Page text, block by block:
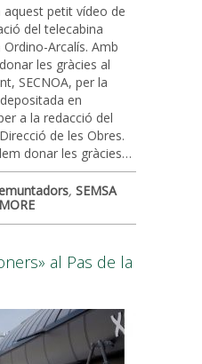
aquest petit vídeo de
del telecabina
Arcalís. Amb
les gràcies al
SECNOA, per la
en
a la redacció del
de les Obres.
donar les gràcies…
, SEMSA
al Pas de la